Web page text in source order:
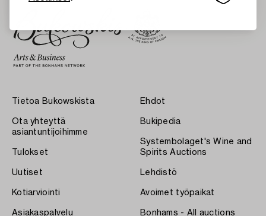
Tietoa Bukowskista
Ota yhteyttä
asiantuntijoihimme
Tulokset
Uutiset
Kotiarviointi
Asiakaspalvelu
Ehdot
Bukipedia
Systembolaget's Wine and
Spirits Auctions
Lehdistö
Avoimet työpaikat
Bonhams - All auctions